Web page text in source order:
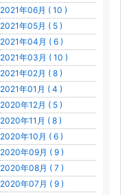
2021年06月 ( 10 )
2021年05月 ( 5 )
2021年04月 ( 6 )
2021年03月 ( 10 )
2021年02月 ( 8 )
2021年01月 ( 4 )
2020年12月 ( 5 )
2020年11月 ( 8 )
2020年10月 ( 6 )
2020年09月 ( 9 )
2020年08月 ( 7 )
2020年07月 ( 9 )